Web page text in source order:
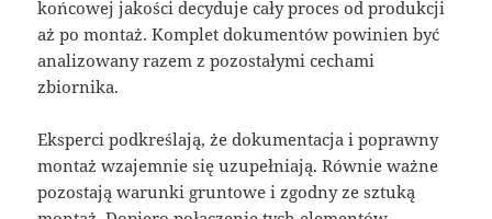
końcowej jakości decyduje cały proces od produkcji
aż po montaż. Komplet dokumentów powinien być
analizowany razem z pozostałymi cechami
zbiornika.
Eksperci podkreślają, że dokumentacja i poprawny
montaż wzajemnie się uzupełniają. Równie ważne
pozostają warunki gruntowe i zgodny ze sztuką